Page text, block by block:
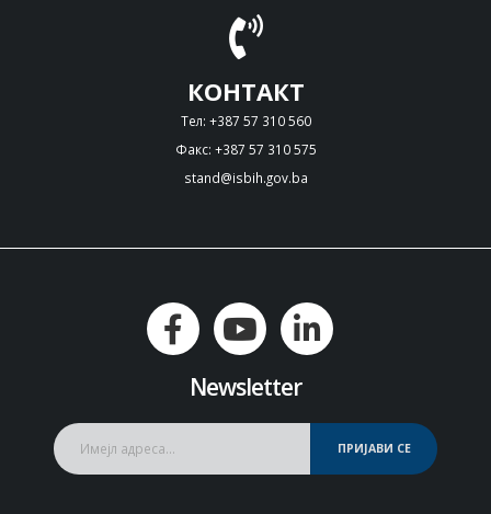
КОНТАКТ
Тел: +387 57 310 560
Факс: +387 57 310 575
stand@isbih.gov.ba
Newsletter
ПРИЈАВИ СЕ